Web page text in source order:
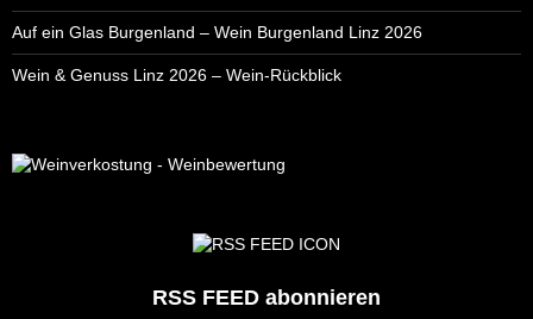
Auf ein Glas Burgenland – Wein Burgenland Linz 2026
Wein & Genuss Linz 2026 – Wein-Rückblick
RSS FEED abonnieren